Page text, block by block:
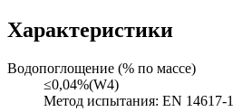
Характеристики
Водопоглощение (% по массе)
≤0,04%(W4)
Метод испытания: EN 14617-1